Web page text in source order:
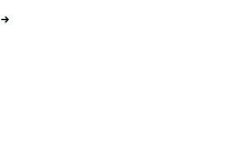
Previous Product
Next Product